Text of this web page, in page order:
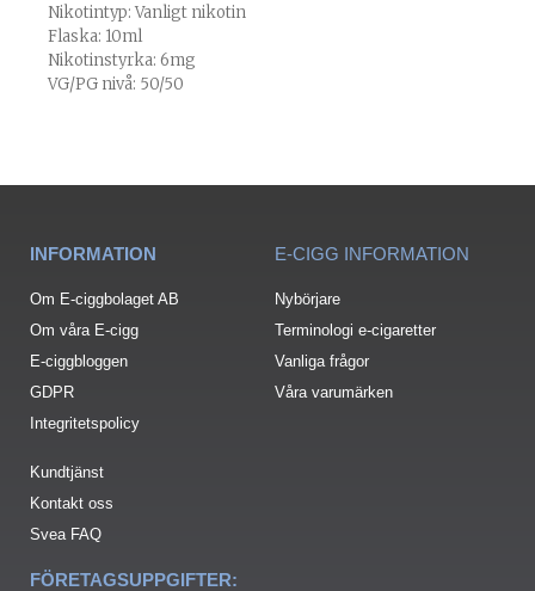
Nikotintyp: Vanligt nikotin
Flaska: 10ml
Nikotinstyrka: 6mg
VG/PG nivå: 50/50
INFORMATION
Om E-ciggbolaget AB
Om våra E-cigg
E-ciggbloggen
GDPR
Integritetspolicy
Kundtjänst
Kontakt oss
Svea FAQ
E-CIGG INFORMATION
Nybörjare
Terminologi e-cigaretter
Vanliga frågor
Våra varumärken
FÖRETAGSUPPGIFTER: